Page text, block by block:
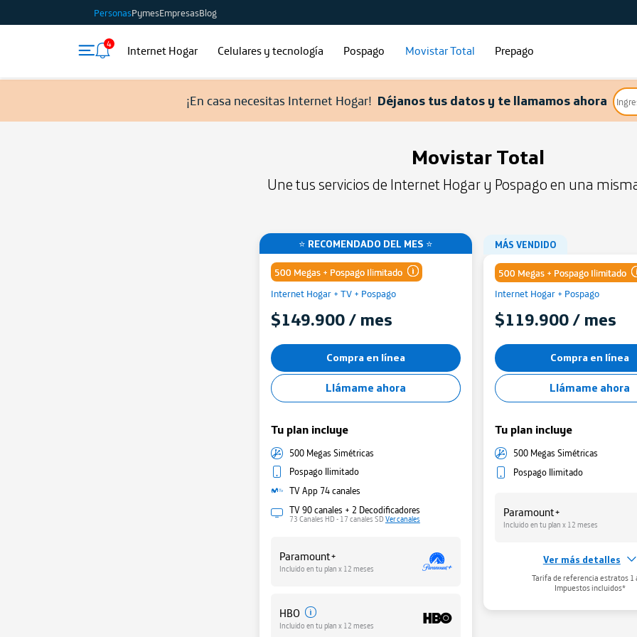
PersonasPymesEmpresasBlog
4 Internet Hogar Celulares y tecnología Pospago Movistar Total Prepago
¡En casa necesitas Internet Hogar! Déjanos tus datos y te llamamos ahora
Movistar Total
Une tus servicios de Internet Hogar y Pospago en una
⭐ RECOMENDADO DEL MES ⭐
500 Megas + Pospago Ilimitado
Comparte gigas de tu Plan
Minutos y SMS
Internet Hogar + TV + Pospago
$149.900 / mes
Compra en línea
Llámame ahora
Tu plan incluye
500 Megas Simétricas
Pospago Ilimitado
TV App 74 canales
TV 90 canales + 2 Decodificadores
73 Canales HD - 17 canales SD Ver canales
Paramount+
Incluido en tu plan x 12 meses
HBO
Incluido en tu plan x 12 meses
MÁS VENDIDO
500 Megas + Pospago Ilimitado
Comparte gigas de
Minutos y SMS
Internet Hogar + Pospago
$119.900 / mes
Compra en línea
Llámame ahora
Tu plan incluye
500 Megas Simétricas
Pospago Ilimitado
Paramount+
Incluido en tu plan x 12 meses
Administra tu red WiFiaqui
Ver más detalles
Tarifa de referencia estratos 1
Impuestos incluidos*